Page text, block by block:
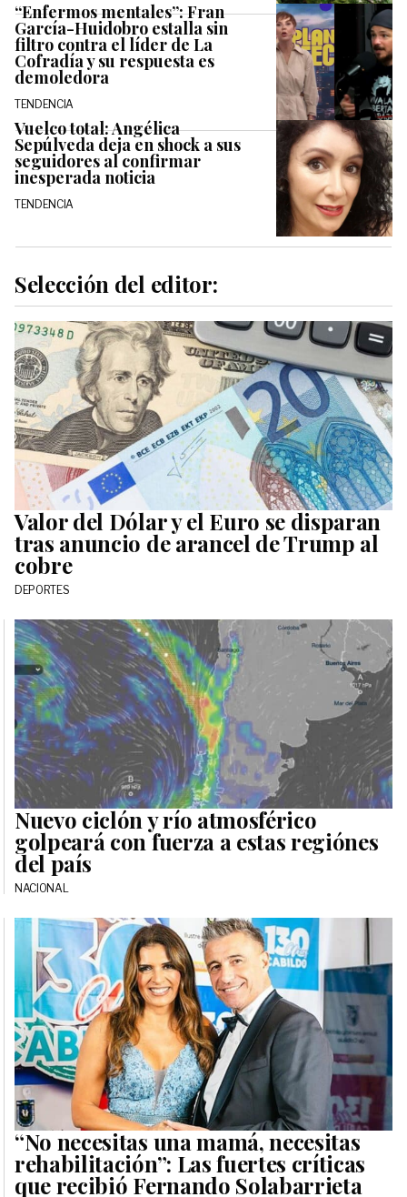
“Enfermos mentales”: Fran
García-Huidobro estalla sin
filtro contra el líder de La
Cofradía y su respuesta es
demoledora
TENDENCIA
Vuelco total: Angélica
Sepúlveda deja en shock a sus
seguidores al confirmar
inesperada noticia
TENDENCIA
Selección del editor:
Valor del Dólar y el Euro se disparan
tras anuncio de arancel de Trump al
cobre
DEPORTES
Nuevo ciclón y río atmosférico
golpeará con fuerza a estas regiónes
del país
NACIONAL
“No necesitas una mamá, necesitas
rehabilitación”: Las fuertes críticas
que recibió Fernando Solabarrieta